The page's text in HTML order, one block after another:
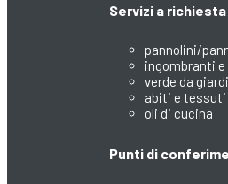
Servizi a richiesta
pannolini/
ingombranti e
verde da
abiti e tessuti
oli di cucina
Punti di